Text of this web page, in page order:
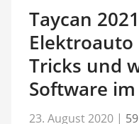
Taycan
Elektroauto
Tricks und
Software
23. August 2020 |